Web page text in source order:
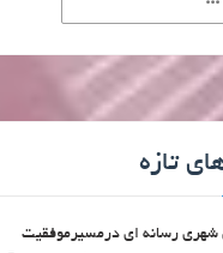
تازه
شهری رسانه ای درمسیرموفقیت